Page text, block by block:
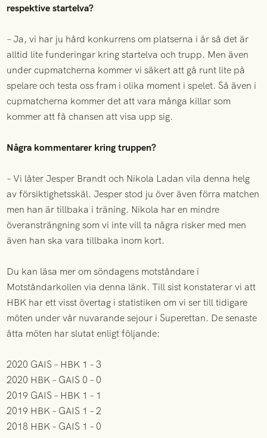
respektive startelva?
– Ja, vi har ju hård konkurrens om platserna i år så det är
alltid lite funderingar kring startelva och trupp. Men även
under cupmatcherna kommer vi säkert att gå runt lite på
spelare och testa oss fram i olika moment i spelet. Så även i
cupmatcherna kommer det att vara många killar som
kommer att få chansen att visa upp sig.
Några kommentarer kring truppen?
– Vi låter Jesper Brandt och Nikola Ladan vila denna helg
av försiktighetsskäl. Jesper stod ju över även förra matchen
men han är tillbaka i träning. Nikola har en mindre
överansträngning som vi inte vill ta några risker med men
även han ska vara tillbaka inom kort.
Du kan läsa mer om söndagens motståndare i
Motståndarkollen via denna länk. Till sist konstaterar vi att
HBK har ett visst övertag i statistiken om vi ser till tidigare
möten under vår nuvarande sejour i Superettan. De senaste
åtta möten har slutat enligt följande:
2020 GAIS – HBK 1 – 3
2020 HBK – GAIS 0 – 0
2019 GAIS – HBK 1 – 1
2019 HBK – GAIS 1 – 2
2018 HBK – GAIS 1 – 0